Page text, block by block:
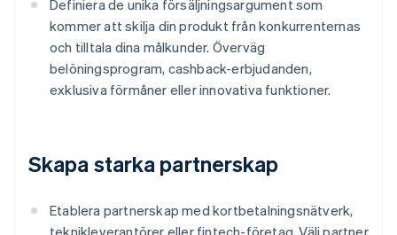
Definiera de unika försäljningsargument som
kommer att skilja din produkt från konkurrenternas
och tilltala dina målkunder. Överväg
belöningsprogram, cashback-erbjudanden,
exklusiva förmåner eller innovativa funktioner.
Skapa starka partnerskap
Etablera partnerskap med kortbetalningsnätverk,